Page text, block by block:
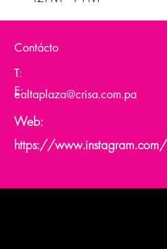
Contácto
T:
E:
ealtaplaza@crisa.com.pa
Web:
https://